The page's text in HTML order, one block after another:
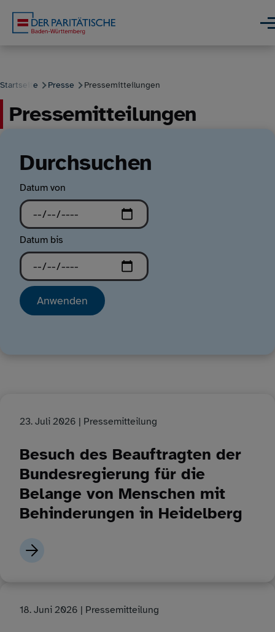
Pfadnavigation
Startseite Presse Pressemitteilungen
Pressemitteilungen
Durchsuchen
Datum von
Datum bis
23. Juli 2026 | Pressemitteilung
Besuch des Beauftragten der
Bundesregierung für die
Belange von Menschen mit
Behinderungen in Heidelberg
18. Juni 2026 | Pressemitteilung